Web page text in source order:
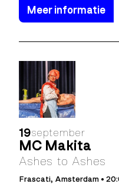
Meer informatie
19september
MC Makita
Ashes to Ashes
Frascati, Amsterdam •